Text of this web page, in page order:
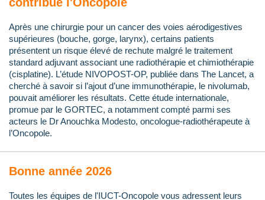
Après une chirurgie pour un cancer des voies aérodigestives
supérieures (bouche, gorge, larynx), certains patients
présentent un risque élevé de rechute malgré le traitement
standard adjuvant associant une radiothérapie et chimiothérapie
(cisplatine). L’étude NIVOPOST-OP, publiée dans The Lancet, a
cherché à savoir si l’ajout d’une immunothérapie, le nivolumab,
pouvait améliorer les résultats. Cette étude internationale,
promue par le GORTEC, a notamment compté parmi ses
acteurs le Dr Anouchka Modesto, oncologue-radiothérapeute à
l’Oncopole.
Bonne année 2026
Toutes les équipes de l'IUCT-Oncopole vous adressent leurs